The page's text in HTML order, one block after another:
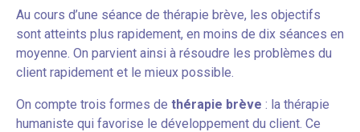
Au cours d’une séance de thérapie brève, les objectifs
sont atteints plus rapidement, en moins de dix séances en
moyenne. On parvient ainsi à résoudre les problèmes du
client rapidement et le mieux possible.
On compte trois formes de thérapie brève : la thérapie
humaniste qui favorise le développement du client. Ce